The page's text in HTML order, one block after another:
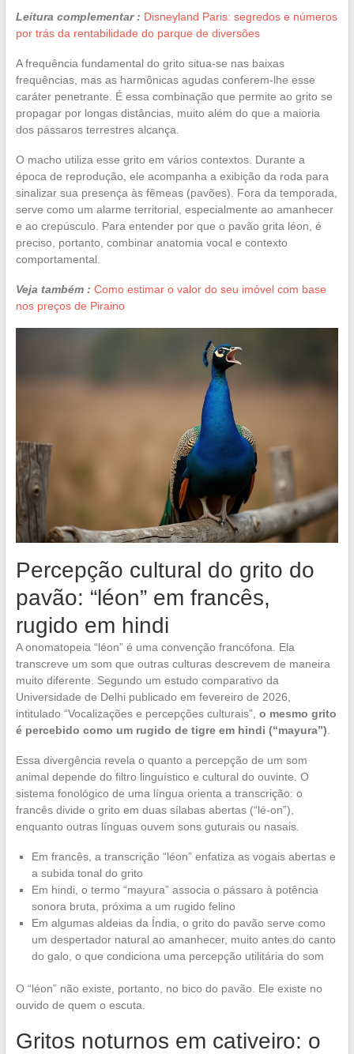
Leitura complementar : Disneyland Paris: segredos e números
por trás da rentabilidade do parque de diversões
A frequência fundamental do grito situa-se nas baixas
frequências, mas as harmônicas agudas conferem-lhe esse
caráter penetrante. É essa combinação que permite ao grito se
propagar por longas distâncias, muito além do que a maioria
dos pássaros terrestres alcança.
O macho utiliza esse grito em vários contextos. Durante a
época de reprodução, ele acompanha a exibição da roda para
sinalizar sua presença às fêmeas (pavões). Fora da temporada,
serve como um alarme territorial, especialmente ao amanhecer
e ao crepúsculo. Para entender por que o pavão grita léon, é
preciso, portanto, combinar anatomia vocal e contexto
comportamental.
Veja também : Como estimar o valor do seu imóvel com base
nos preços de Piraino
Percepção cultural do grito do
pavão: “léon” em francês,
rugido em hindi
A onomatopeia “léon” é uma convenção francófona. Ela
transcreve um som que outras culturas descrevem de maneira
muito diferente. Segundo um estudo comparativo da
Universidade de Delhi publicado em fevereiro de 2026,
intitulado “Vocalizações e percepções culturais”, o mesmo grito
é percebido como um rugido de tigre em hindi (“mayura”)
Essa divergência revela o quanto a percepção de um som
animal depende do filtro linguístico e cultural do ouvinte. O
sistema fonológico de uma língua orienta a transcrição: o
francês divide o grito em duas sílabas abertas (“lé-on”),
enquanto outras línguas ouvem sons guturais ou nasais.
Em francês, a transcrição “léon” enfatiza as vogais abertas e
a subida tonal do grito
Em hindi, o termo “mayura” associa o pássaro à potência
sonora bruta, próxima a um rugido felino
Em algumas aldeias da Índia, o grito do pavão serve como
um despertador natural ao amanhecer, muito antes do canto
do galo, o que condiciona uma percepção utilitária do som
O “léon” não existe, portanto, no bico do pavão. Ele existe no
ouvido de quem o escuta.
Gritos noturnos em cativeiro: o